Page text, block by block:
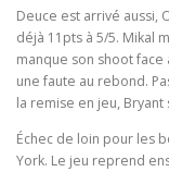
Deuce est arrivé aussi,
déjà 11pts à 5/5. Mikal
manque son shoot face
une faute au rebond.
la remise en jeu, Bryant
Échec de loin pour les
York. Le jeu reprend